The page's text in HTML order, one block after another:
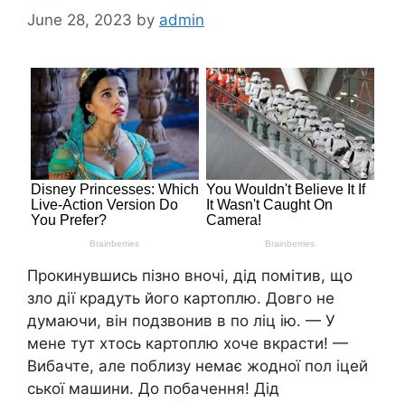
June 28, 2023 by admin
Прокинувшись пізно вночі, дід помітив, що
зло дії крадуть його картоплю. Довго не
думаючи, він подзвонив в по ліц ію. — У
мене тут хтось картоплю хоче вкрасти! —
Вибачте, але поблизу немає жодної пол іцей
ської машини. До побачення! Дід